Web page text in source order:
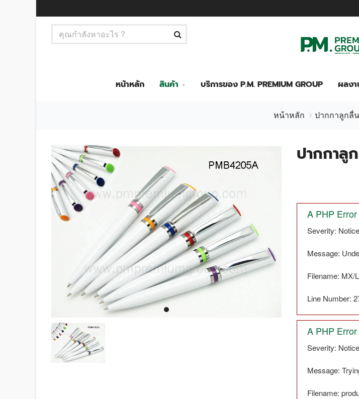
หน้าหลัก สินค้า บริการของ P.M. PREMIUM GROUP ผลงา
หน้าหลัก ปากกาลูกลื่
ปากกาลู
A PHP
Severity: Notice
Message:
Filename: MX/
Line Number:
A PHP
Severity: Notice
Message:
Filename: